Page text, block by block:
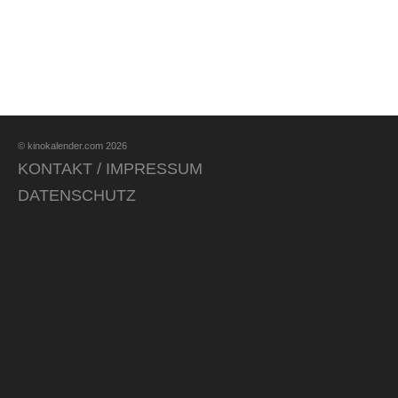
© kinokalender.com 2026
KONTAKT / IMPRESSUM
DATENSCHUTZ